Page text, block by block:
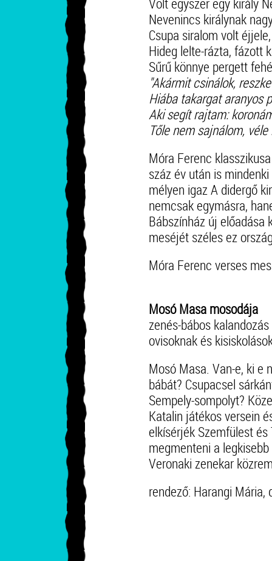
Nevenincs királynak
Csupa siralom volt
Hideg lelte-rázta, fázott
Sűrű könnye pergett
"Akármit csinálok,
Hiába takargat aranyos
Aki segít rajtam:
Tőle nem sajnálom,
Móra Ferenc
száz év után is
mélyen igaz A didergő
nemcsak egymásra,
Bábszínház új
meséjét széles ez
Móra Ferenc verses
Mosó Masa mosodája
zenés-bábos
ovisoknak és
Mosó Masa. Van-e, ki e
bábát? Csupacsel
Sempely-sompolyt?
Katalin játékos versein
elkísérjék Szemfülest
megmenteni a
Veronaki zenekar
rendező: Harangi Mária,